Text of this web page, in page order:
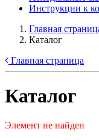
Инструкции к
Главная
Каталог
Главная страница
Каталог
Элемент не найден